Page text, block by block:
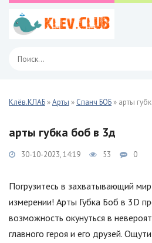
Клёв.КЛАБ »Арты » Спанч БОБ » арты
арты губка боб в 3д
30-10-2023, 14:19 53 0
Погрузитесь в захватывающий
измерении! Арты Губка Боб в 3D
возможность окунуться в
главного героя и его друзей.